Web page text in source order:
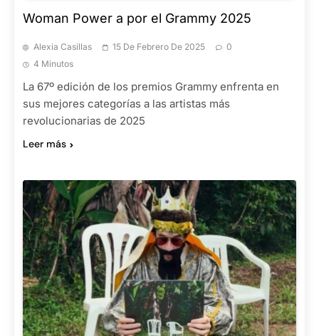
Woman Power a por el Grammy 2025
Alexia Casillas 15 De Febrero De 2025
0
4 Minutos
La 67º edición de los premios Grammy enfrenta en
sus mejores categorías a las artistas más
revolucionarias de 2025
Leer más